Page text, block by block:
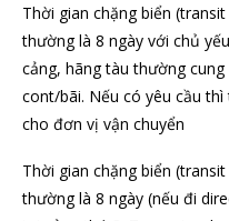
Thời gian chặng biển
thường là 8 ngày với chủ
cảng, hãng tàu thường
cont/bãi. Nếu có yêu cầu
cho đơn vị vận chuyển
Thời gian chặng biển
thường là 8 ngày (nếu đi